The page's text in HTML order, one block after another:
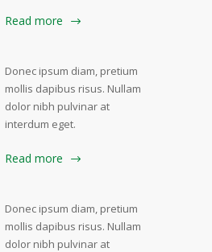
Read more
Donec ipsum diam, pretium
mollis dapibus risus. Nullam
dolor nibh pulvinar at
interdum eget.
Read more
Donec ipsum diam, pretium
mollis dapibus risus. Nullam
dolor nibh pulvinar at